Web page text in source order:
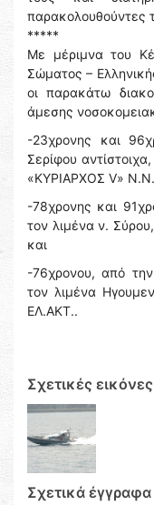
παρακολουθούντες
*****
Με μέριμνα του
Σώματος –
οι παρακάτω
άμεσης
-23χρονης και
Σερίφου
«ΚΥΡΙΑΡΧΟΣ V»
-78χρονης και
τον λιμένα ν.
και
-76χρονου, από
τον λιμένα
ΕΛ.ΑΚΤ..
Σχετικές εικόνες
Σχετικά έγγραφα